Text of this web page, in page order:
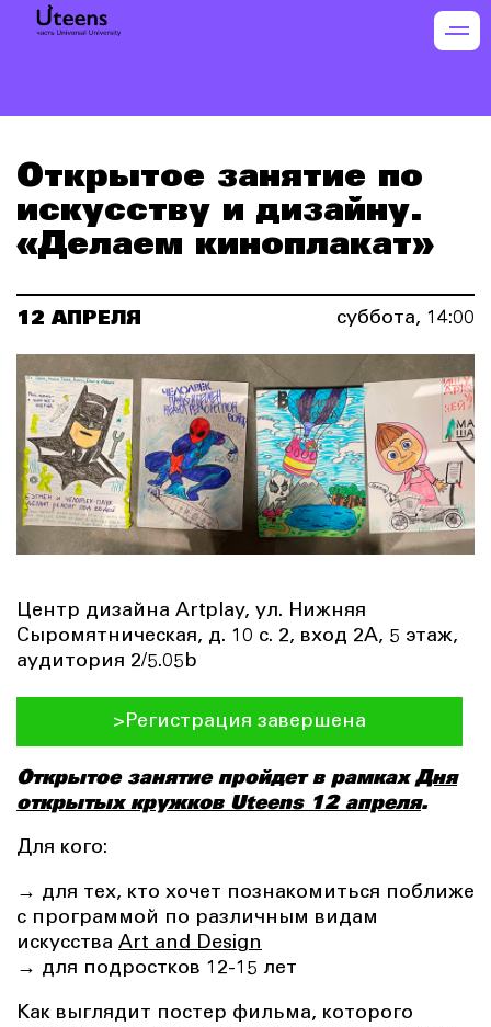
Открытое занятие по
искусству и дизайну.
«Делаем киноплакат»
12 АПРЕЛЯ суббота, 14:00
Центр дизайна Artplay, ул. Нижняя
Сыромятническая, д. 10 с. 2, вход 2А, 5 этаж,
аудитория 2/5.05b
>Регистрация завершена
Открытое занятие пройдет в рамках Дня
открытых кружков Uteens 12 апреля.
Для кого:
→ для тех, кто хочет познакомиться поближе
с программой по различным видам
искусства Art and Design
→ для подростков 12-15 лет
Как выглядит постер фильма, которого